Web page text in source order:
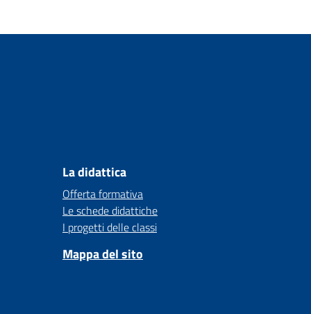
La didattica
Offerta formativa
Le schede didattiche
I progetti delle classi
Mappa del sito